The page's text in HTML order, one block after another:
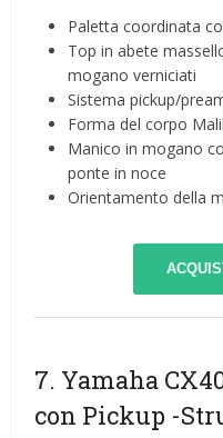
Paletta coordinata
Top in abete
mogano verniciati
Sistema pickup/
Forma del corpo
Manico in mogano
ponte in noce
Orientamento della
7. Yamaha
con Pickup -